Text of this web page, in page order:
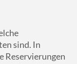
sind. In
Reservierungen